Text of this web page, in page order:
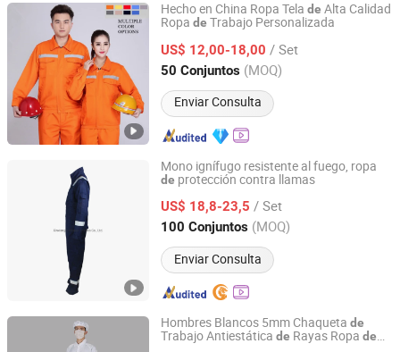
Hecho en China Ropa Tela de Alta Calidad
Ropa de Trabajo Personalizada
US$ 12,00-18,00 / Set
50 Conjuntos (MOQ)
Enviar Consulta
SHANDONG AOSHI GARMENTS CO., LTD.
Shandong, China Desde 2021
Mono ignífugo resistente al fuego, ropa
de protección contra llamas
US$ 18,8-23,5 / Set
100 Conjuntos (MOQ)
Enviar Consulta
Xinxiang Brilliance Textiles Co., Ltd.
Henan, China Desde 2021
Hombres Blancos 5mm Chaqueta de
Trabajo Antiestática de Rayas Ropa de
Suzhou Linclean Technology Co., Ltd.